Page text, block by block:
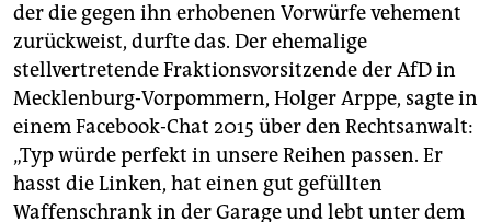
der die gegen ihn erhobenen Vorwürfe vehement
zurückweist, durfte das. Der ehemalige
stellvertretende Fraktionsvorsitzende der AfD in
Mecklenburg-Vorpommern, Holger Arppe, sagte in
einem Facebook-Chat 2015 über den Rechtsanwalt:
„Typ würde perfekt in unsere Reihen passen. Er
hasst die Linken, hat einen gut gefüllten
Waffenschrank in der Garage und lebt unter dem